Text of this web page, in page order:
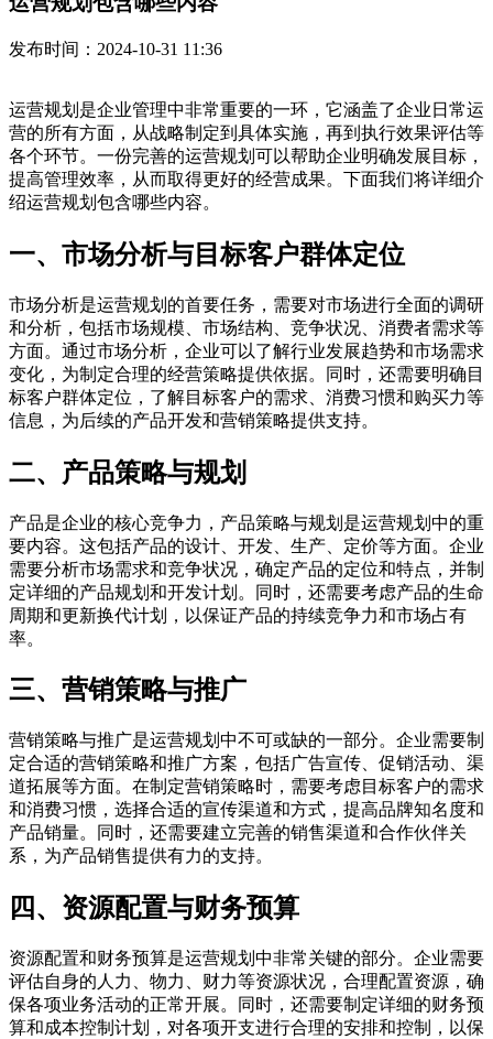
发布时间：2024-10-31 11:36
运营规划是企业管理中非常重要的一环，它涵盖了企业日常运
营的所有方面，从战略制定到具体实施，再到执行效果评估等
各个环节。一份完善的运营规划可以帮助企业明确发展目标，
提高管理效率，从而取得更好的经营成果。下面我们将详细介
绍运营规划包含哪些内容。
一、市场分析与目标客户群体定位
市场分析是运营规划的首要任务，需要对市场进行全面的调研
和分析，包括市场规模、市场结构、竞争状况、消费者需求等
方面。通过市场分析，企业可以了解行业发展趋势和市场需求
变化，为制定合理的经营策略提供依据。同时，还需要明确目
标客户群体定位，了解目标客户的需求、消费习惯和购买力等
信息，为后续的产品开发和营销策略提供支持。
二、产品策略与规划
产品是企业的核心竞争力，产品策略与规划是运营规划中的重
要内容。这包括产品的设计、开发、生产、定价等方面。企业
需要分析市场需求和竞争状况，确定产品的定位和特点，并制
定详细的产品规划和开发计划。同时，还需要考虑产品的生命
周期和更新换代计划，以保证产品的持续竞争力和市场占有
率。
三、营销策略与推广
营销策略与推广是运营规划中不可或缺的一部分。企业需要制
定合适的营销策略和推广方案，包括广告宣传、促销活动、渠
道拓展等方面。在制定营销策略时，需要考虑目标客户的需求
和消费习惯，选择合适的宣传渠道和方式，提高品牌知名度和
产品销量。同时，还需要建立完善的销售渠道和合作伙伴关
系，为产品销售提供有力的支持。
四、资源配置与财务预算
资源配置和财务预算是运营规划中非常关键的部分。企业需要
评估自身的人力、物力、财力等资源状况，合理配置资源，确
保各项业务活动的正常开展。同时，还需要制定详细的财务预
算和成本控制计划，对各项开支进行合理的安排和控制，以保